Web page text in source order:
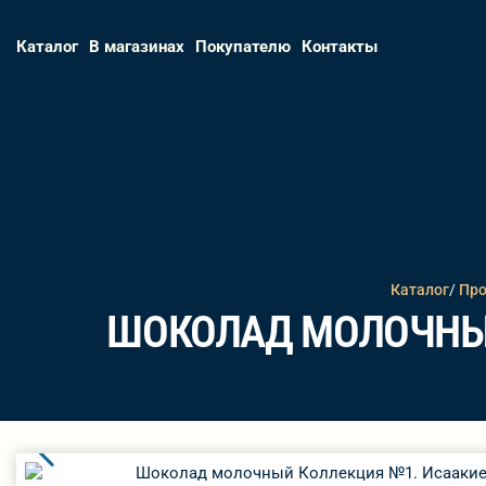
Каталог В магазинах Покупателю Контакты
Каталог/
ШОКОЛАД